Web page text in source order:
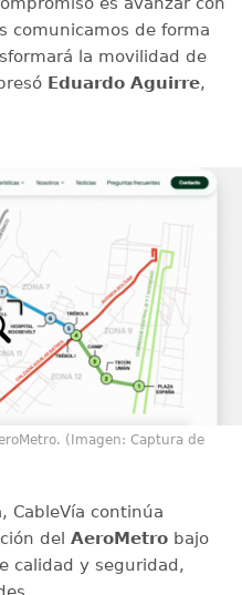
comunicamos de forma
la movilidad de
Eduardo Aguirre,
(Imagen: Captura de
CableVía continúa
del AeroMetrobajo
calidad y seguridad,